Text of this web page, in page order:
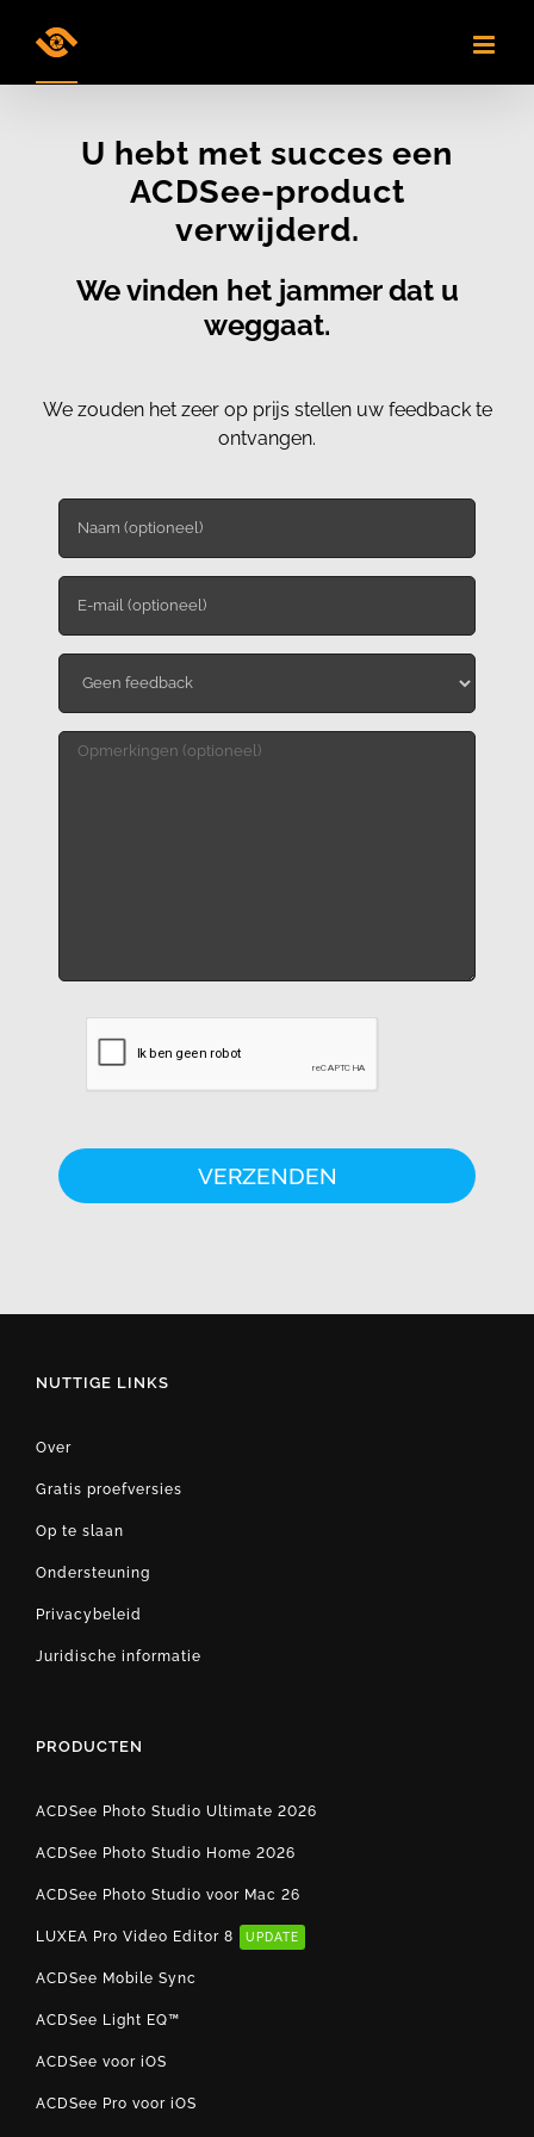
U hebt met succes een
ACDSee-product
verwijderd.
We vinden het jammer dat u
weggaat.
We zouden het zeer op prijs stellen uw feedback te
ontvangen.
NUTTIGE LINKS
Over
Gratis proefversies
Op te slaan
Ondersteuning
Privacybeleid
Juridische informatie
PRODUCTEN
ACDSee Photo Studio Ultimate 2026
ACDSee Photo Studio Home 2026
ACDSee Photo Studio voor Mac 26
LUXEA Pro Video Editor 8 UPDATE
ACDSee Mobile Sync
ACDSee Light EQ™
ACDSee voor iOS
ACDSee Pro voor iOS